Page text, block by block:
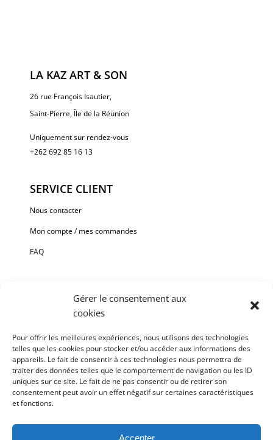
Gérer le consentement aux
cookies
Pour offrir les meilleures expériences, nous utilisons des technologies
telles que les cookies pour stocker et/ou accéder aux informations des
appareils. Le fait de consentir à ces technologies nous permettra de
traiter des données telles que le comportement de navigation ou les ID
uniques sur ce site. Le fait de ne pas consentir ou de retirer son
consentement peut avoir un effet négatif sur certaines caractéristiques
et fonctions.
Accepter
LA KAZ ART & SON
26 rue François Isautier,
Saint-Pierre, Île de la Réunion
Uniquement sur rendez-vous
+262 692 85 16 13
SERVICE CLIENT
Nous contacter
Mon compte / mes commandes
FAQ
Chaque oeuvre est unique et signée, fournie avec une facture
et un certificat d’authenticité.
Livraison et installation OFFERTES sur La Réunion à partir de
500€ d’achat.